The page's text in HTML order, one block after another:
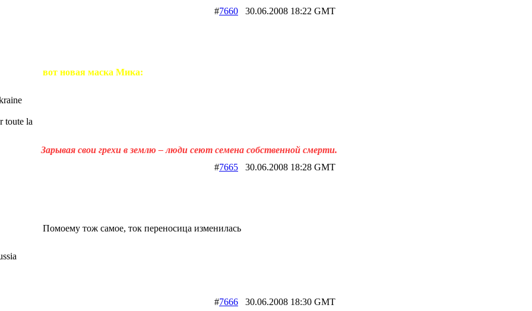
toute la
#7660 30.06.2008 18:22 GMT
вот новая маска Мика:
Зарывая свои грехи в землю – люди сеют семена собственной смерти.
#7665 30.06.2008 18:28 GMT
Помоему тож самое, ток переносица изменилась
#7666 30.06.2008 18:30 GMT